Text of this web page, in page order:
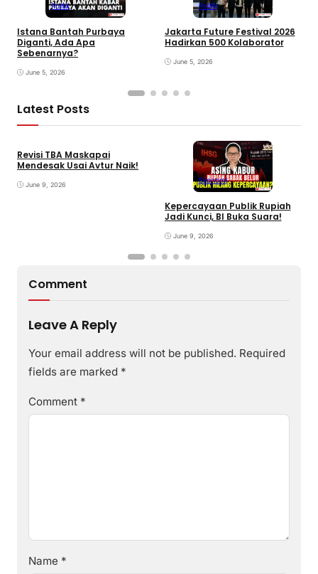
Politik
Istana Bantah Purbaya
Diganti, Ada Apa
Sebenarnya?
June 5, 2026
Politik
Jakarta Future Festival 2026
Hadirkan 500 Kolaborator
June 5, 2026
Latest Posts
Revisi TBA Maskapai
Mendesak Usai Avtur Naik!
June 9, 2026
Ekonomi
Kepercayaan Publik Rupiah
Jadi Kunci, BI Buka Suara!
June 9, 2026
Comment
Leave A Reply
Your email address will not be published. Required
fields are marked *
Comment *
Name *